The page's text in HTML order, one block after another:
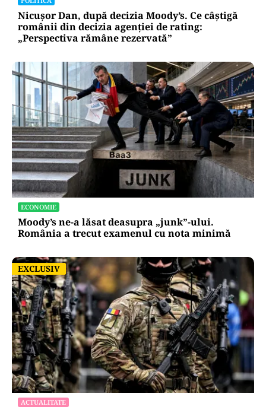
Nicușor Dan, după decizia Moody’s. Ce câștigă
românii din decizia agenției de rating:
„Perspectiva rămâne rezervată”
ECONOMIE
Moody’s ne-a lăsat deasupra „junk”-ului.
România a trecut examenul cu nota minimă
EXCLUSIV
EXCLUSIV
ACTUALITATE